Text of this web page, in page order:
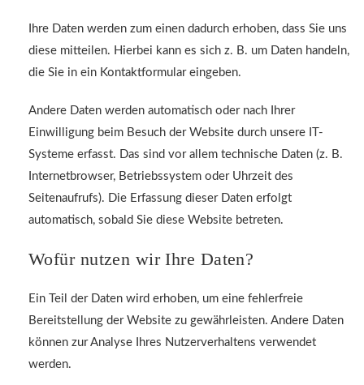
Ihre Daten werden zum einen dadurch erhoben, dass Sie uns
diese mitteilen. Hierbei kann es sich z. B. um Daten handeln,
die Sie in ein Kontaktformular eingeben.
Andere Daten werden automatisch oder nach Ihrer
Einwilligung beim Besuch der Website durch unsere IT-
Systeme erfasst. Das sind vor allem technische Daten (z. B.
Internetbrowser, Betriebssystem oder Uhrzeit des
Seitenaufrufs). Die Erfassung dieser Daten erfolgt
automatisch, sobald Sie diese Website betreten.
Wofür nutzen wir Ihre Daten?
Ein Teil der Daten wird erhoben, um eine fehlerfreie
Bereitstellung der Website zu gewährleisten. Andere Daten
können zur Analyse Ihres Nutzerverhaltens verwendet
werden.